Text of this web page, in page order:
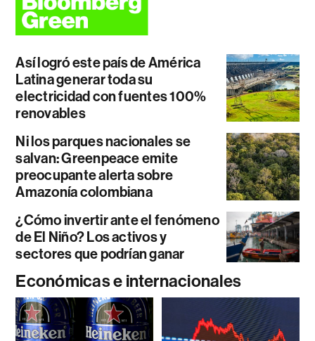
Así logró este país de América
Latina generar toda su
electricidad con fuentes 100%
renovables
Ni los parques nacionales se
salvan: Greenpeace emite
preocupante alerta sobre
Amazonía colombiana
¿Cómo invertir ante el fenómeno
de El Niño? Los activos y
sectores que podrían ganar
Económicas e internacionales